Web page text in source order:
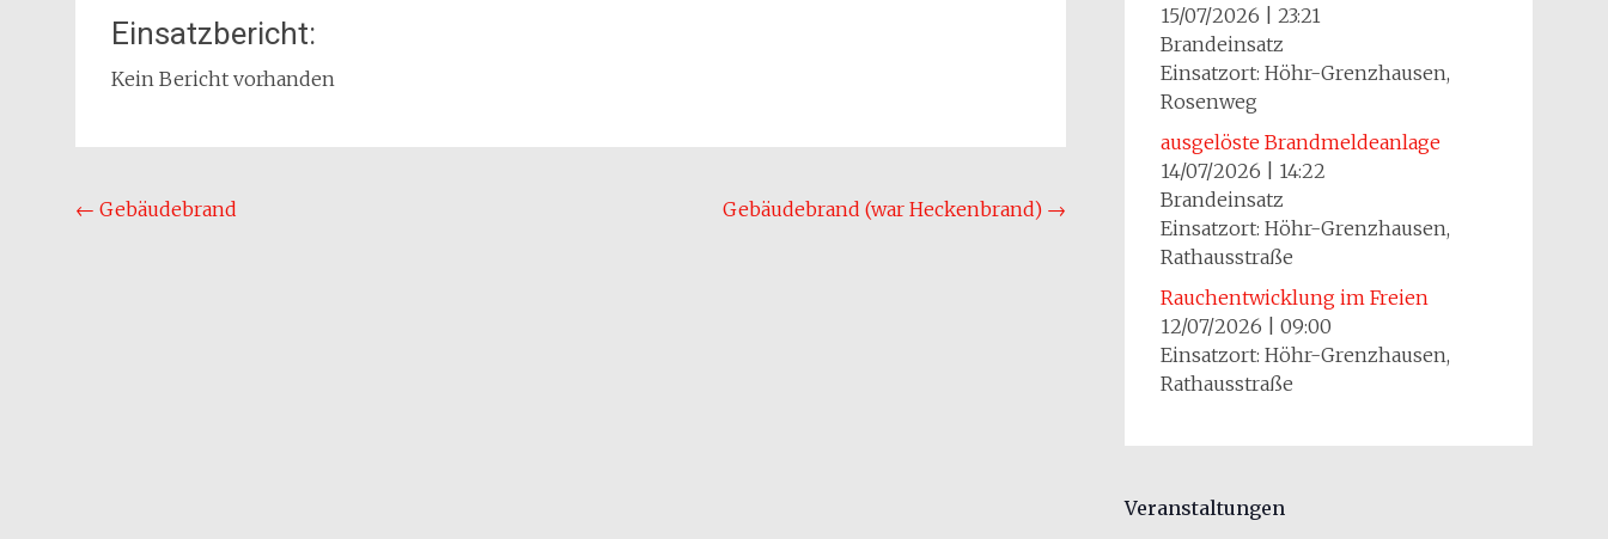
Einsatzbericht:
Kein Bericht vorhanden
Beitragsnavigation
← Gebäudebrand Gebäudebrand (war Heckenbrand) →
15/07/2026
23:21
Brandeinsatz
Einsatzort: Höhr-Grenzhausen,
Rosenweg
ausgelöste Brandmeldeanlage
14/07/2026
14:22
Brandeinsatz
Einsatzort: Höhr-Grenzhausen,
Rathausstraße
Rauchentwicklung im Freien
12/07/2026
09:00
Einsatzort: Höhr-Grenzhausen,
Rathausstraße
Veranstaltungen